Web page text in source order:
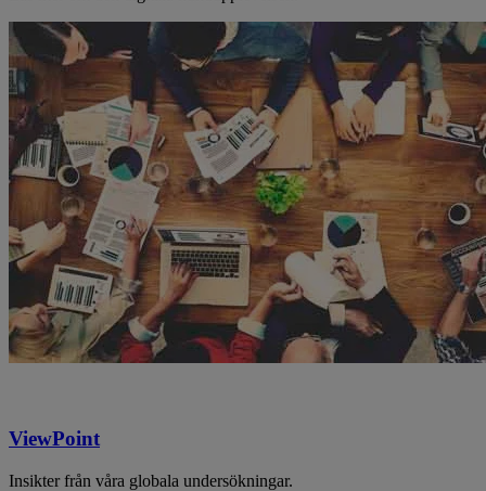
ViewPoint
Insikter från våra globala undersökningar.